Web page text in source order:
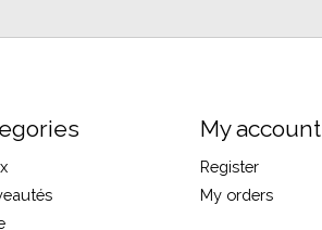
My account
Register
My orders